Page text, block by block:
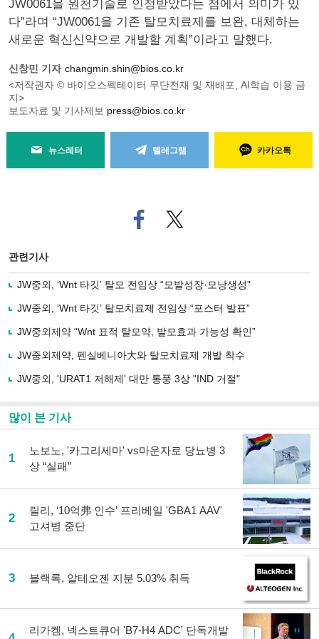
JW0061을 원천기술로 인정받았다는 점에서 의미가 있
다”라며 “JW0061을 기존 탈모치료제를 보완, 대체하는
새로운 혁신신약으로 개발할 계획”이라고 말했다.
신창민 기자 changmin.shin@bios.co.kr
<저작권자 © 바이오스펙테이터 무단전재 및 재배포, AI학습 이용 금
지>
보도자료 및 기사제보 press@bios.co.kr
뉴스레터 텔레그램 카카오톡
페
이
로
기
사
유
기
트위
터로
관련기사
JW중외, ‘Wnt 타깃’ 탈모 전임상 “모발성장·모낭생성"
JW중외, ‘Wnt 타깃’ 탈모치료제 전임상 “포스터 발표”
JW중외제약 “Wnt 표적 탈모약, 발모효과 가능성 확인”
JW중외제약, 펜실베니아大와 탈모치료제 개발 착수
JW중외, 'URAT1 저해제' 대만 통풍 3상 "IND 거절"
많이 본 기사
1
노보노, '카그리세마' vs마운자로 당뇨병 3
상 “실패”
2
릴리, ‘10억弗 인수’ 프리베일 'GBA1 AAV'
고셔병 중단
3 블랙록, 알테오젠 지분 5.03% 취득
리가켐, 넥스트큐어 'B7-H4 ADC' 단독개발